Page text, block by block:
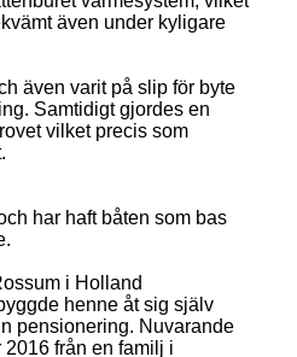
även under kyligare
även varit på slip för byte
Samtidigt gjordes en
vilket precis som
har haft båten som bas
i Holland
henne åt sig själv
pensionering. Nuvarande
från en familj i